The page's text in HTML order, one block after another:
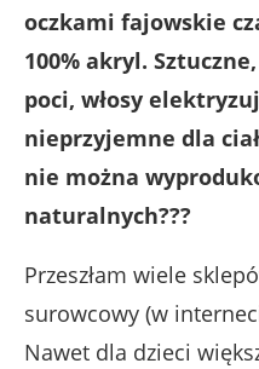
oczkami fajowskie
100% akryl.
poci, włosy
nieprzyjemne dla
nie można
naturalnych???
Przeszłam wiele
surowcowy (w
Nawet dla dzieci